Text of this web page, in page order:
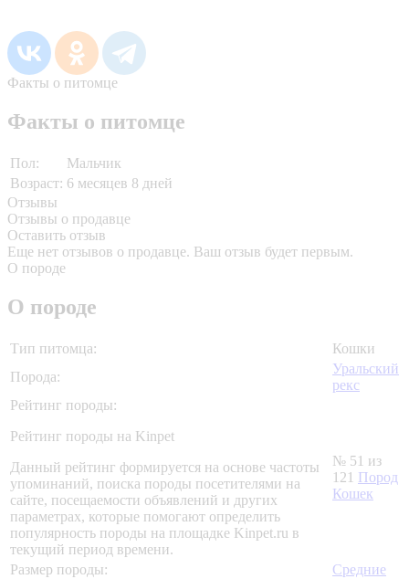
Факты о питомце
Факты о питомце
Пол:
Мальчик
Возраст: 6 месяцев 8 дней
Отзывы
Отзывы о продавце
Оставить отзыв
Еще нет отзывов о продавце. Ваш отзыв будет первым.
О породе
О породе
Тип питомца:
Кошки
Порода:
Уральский
рекс
Рейтинг породы:
Рейтинг породы на Kinpet
Данный рейтинг формируется на основе частоты
упоминаний, поиска породы посетителями на
сайте, посещаемости объявлений и других
параметрах, которые помогают определить
популярность породы на площадке Kinpet.ru в
текущий период времени.
№ 51 из
121 Пород
Кошек
Размер породы:
Средние